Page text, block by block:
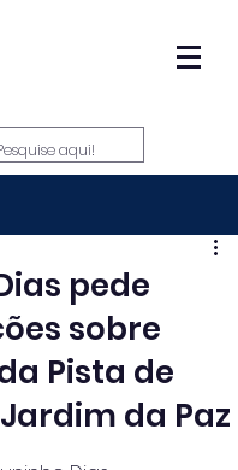
pede
sobre
Pista de
da Paz
NaN de 5 estrelas.